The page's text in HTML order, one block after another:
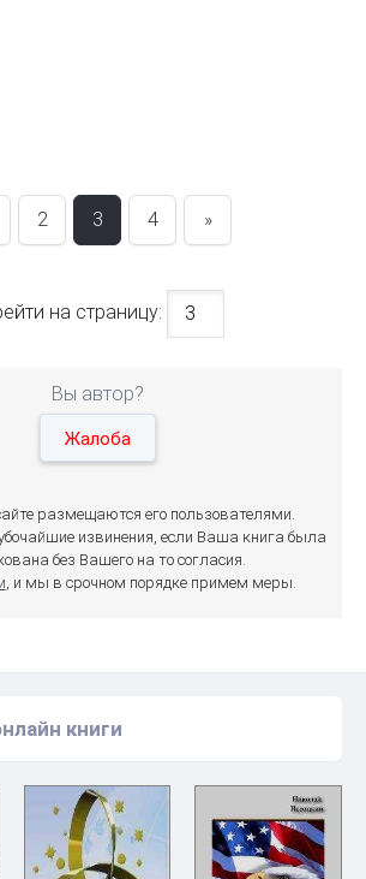
2 3 4 »
на страницу:
Вы автор?
Жалоба
размещаются его пользователями.
извинения, если Ваша книга была
без Вашего на то согласия.
, и мы в срочном порядке примем меры.
книги